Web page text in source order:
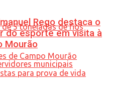
Rego destaca o
do esporte em visita à
Mourão